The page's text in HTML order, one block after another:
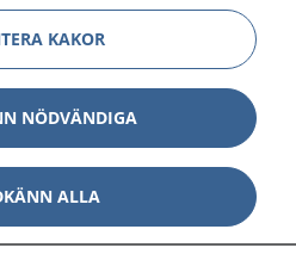
må bättre.
Visa
Visa
KAKOR
NÖDVÄNDIGA
ALLA